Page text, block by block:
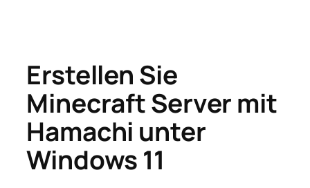
Erstellen Sie
Minecraft Server mit
Hamachi unter
Windows 11